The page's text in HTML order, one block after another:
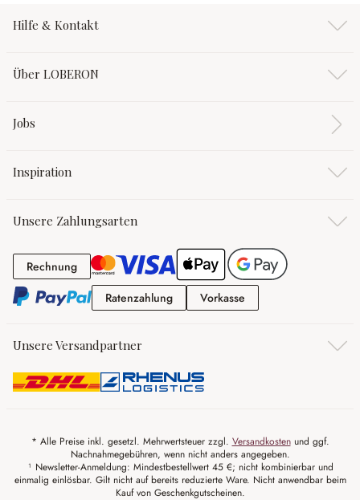
Hilfe & Kontakt
Über LOBERON
Jobs
Inspiration
Unsere Zahlungsarten
RechnungRechnung
RatenzahlungRatenzahlung
Vorkasse
Unsere Versandpartner
* Alle Preise inkl. gesetzl. Mehrwertsteuer zzgl. Versandkostenund ggf.
Nachnahmegebühren, wenn nicht anders angegeben.
¹ Newsletter-Anmeldung: Mindestbestellwert 45 €; nicht kombinierbar und
einmalig einlösbar. Gilt nicht auf bereits reduzierte Ware. Nicht anwendbar beim
Kauf von Geschenkgutscheinen.